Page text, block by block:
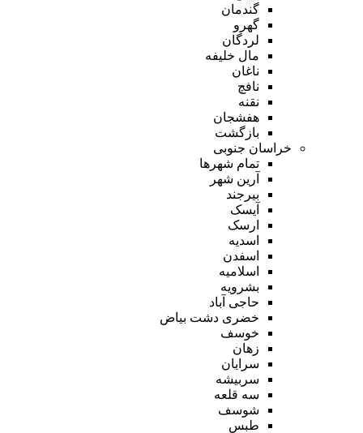
گندمان
گهرو
لردگان
مال خلیفه
ناغان
نافچ
نقنه
هفشجان
بازگشت
خراسان جنوبی
تمام شهر‌ها
آرین شهر
بیرجند
آیسک
ارسک
اسدیه
اسفدن
اسلامیه
بشرویه
حاجی آباد
خضری دشت بیاض
خوسف
زهان
سرایان
سربیشه
سه قلعه
شوسف
طبس